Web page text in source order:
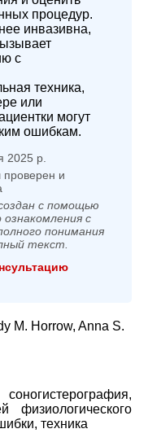
процедур.
инвазивна,
с
техника,
или
могут
ошибкам.
2025 р.
и
с помощью
с
понимания
текст.
M. Horrow, Anna S.
физиологического
техника